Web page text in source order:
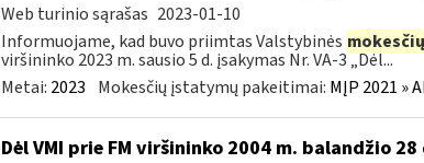
Web turinio sąrašas 2023-01-10
Informuojame, kad buvo priimtas Valstybinės mokesčių
viršininko 2023 m. sausio 5 d. įsakymas Nr. VA-3 „Dėl...
Metai: 2023 Mokesčių įstatymų pakeitimai: MĮP 2021 »
Dėl VMI prie FM viršininko 2004 m. balandžio